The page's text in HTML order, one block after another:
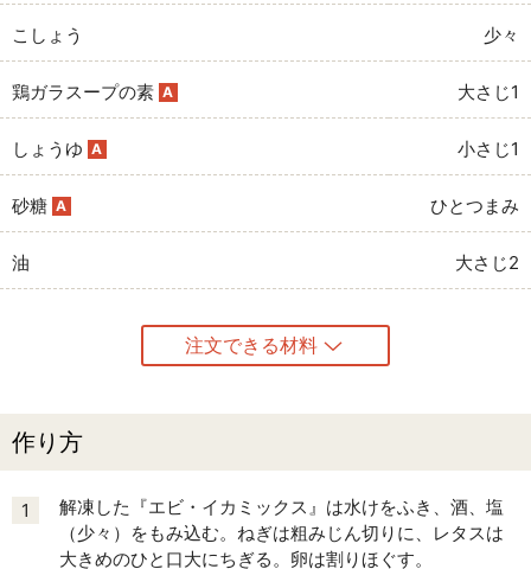
こしょう 少々
鶏ガラスープの素 A 大さじ1
しょうゆ A 小さじ1
砂糖 A ひとつまみ
油 大さじ2
注文できる材料
作り方
1
解凍した『エビ・イカミックス』は水けをふき、酒、塩
（少々）をもみ込む。ねぎは粗みじん切りに、レタスは
大きめのひと口大にちぎる。卵は割りほぐす。